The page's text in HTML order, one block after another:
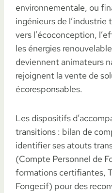
environnementale, ou
ingénieurs de
vers l’écoconception,
les énergies
deviennent animateurs
rejoignent la vente de
écoresponsables.
Les dispositifs
transitions : bilan de
identifier ses atouts
(Compte Personnel de
formations certifiantes,
Fongecif) pour des